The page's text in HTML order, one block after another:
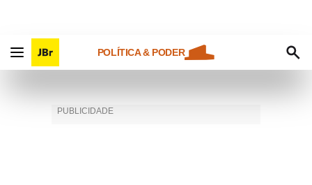
POLÍTICA & PODER